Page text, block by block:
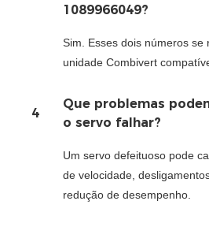
1089966049?
Sim. Esses dois números se
unidade Combivert
4
Que problemas
o servo falhar?
Um servo defeituoso pode
de velocidade,
redução de desempenho.